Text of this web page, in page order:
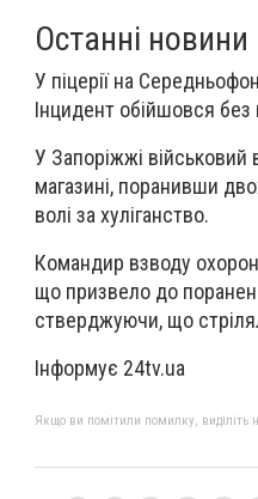
Останні новини
У піцерії на
Інцидент обійшовся без
У Запоріжжі військовий
магазині, поранивши
волі за хуліганство.
Командир взводу
що призвело до
стверджуючи, що
Інформує 24tv.ua
Якщо ви помітили помилку, виділіть